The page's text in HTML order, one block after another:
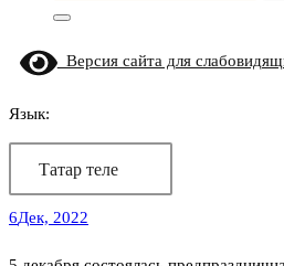
for:
Версия сайта для
Язык:
Татар теле
6Дек, 2022